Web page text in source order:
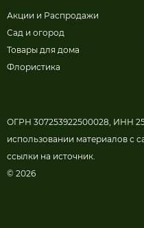
Акции и Распродажи
Сад и огород
Товары для дома
Флористика
ОГРН 307253922500028, ИНН
использовании материалов с
ссылки на источник.
© 2026